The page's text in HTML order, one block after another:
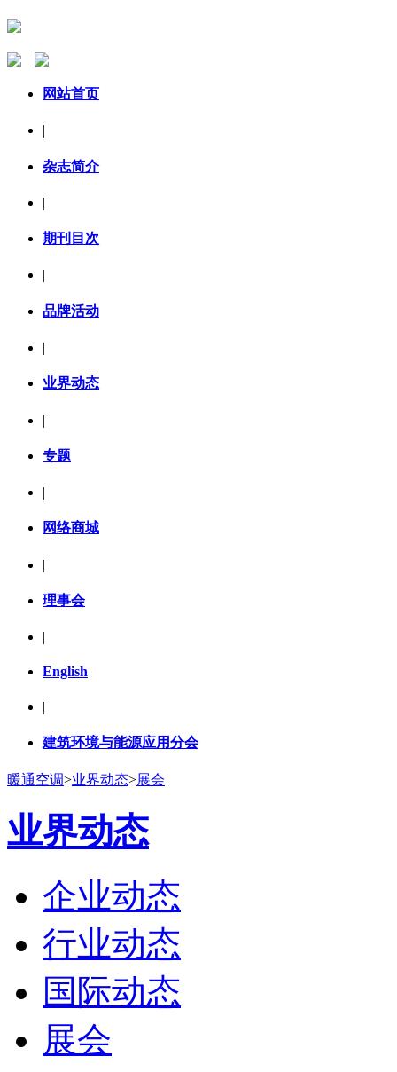
网站首页
|
杂志简介
|
期刊目次
品牌活动
|
业界动态
|
专题
|
网络商城
|
理事会
|
English
|
建筑环境与能源应用分会
暖通空调>业界动态>展会
业界动态
企业动态
行业动态
国际动态
展会